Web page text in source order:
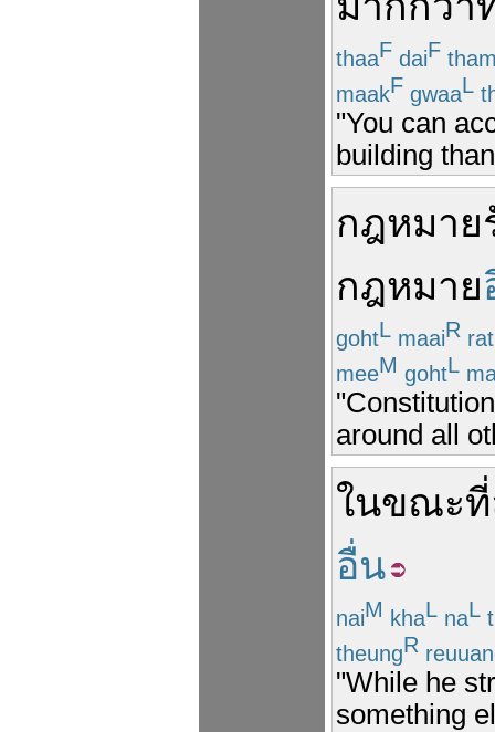
thaaF daiF
maakF gwaaL
"You can
building
กฎหมาย
กฎหมาย
gohtL maaiR rat
meeM gohtL
around all
ในขณะที่
อื่น
naiM khaL naL
theungR
"While he
something